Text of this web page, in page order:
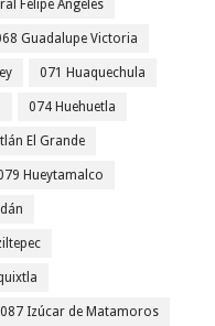
Felipe Ángeles
Guadalupe Victoria
071 Huaquechula
074 Huehuetla
El Grande
Hueytamalco
087 Izúcar de Matamoros